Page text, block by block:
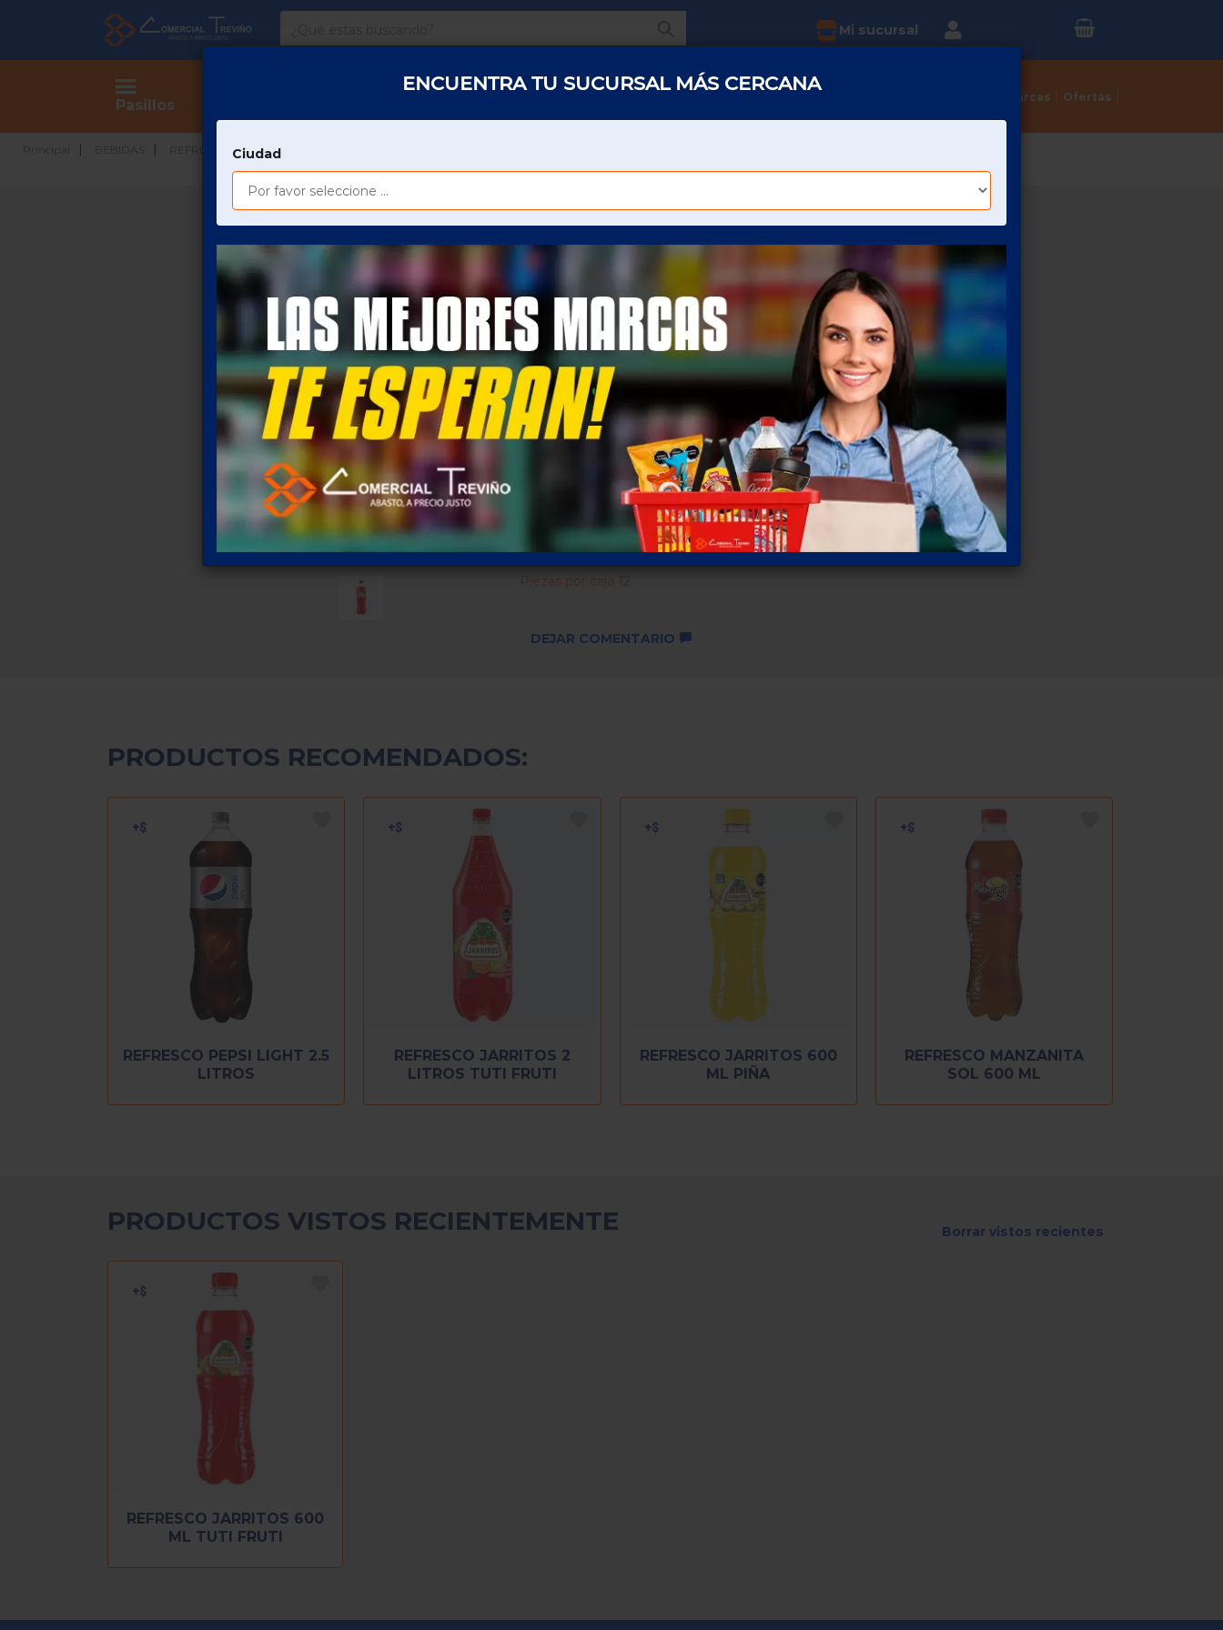
Comercial
Treviño
¿Qué estas buscando? Mi sucursal
Pasillos Marcas Ofertas
REFRESCOS CARBONATADAS
REFRESCO JARRITOS 600 ML TUTI
FRUTI
Para poder ver el precio sera necesario que
inicie sesión
Descuentos por cantidad no
disponibles ...
SKU: 784
Piezas por caja 12
DEJAR COMENTARIO
PRODUCTOS RECOMENDADOS:
REFRESCO PEPSI LIGHT 2.5
LITROS
REFRESCO JARRITOS 2
LITROS TUTI FRUTI
REFRESCO JARRITOS 600
ML PIÑA
REFRESCO MANZANITA
SOL 600 ML
PRODUCTOS VISTOS RECIENTEMENTE Borrar vistos recientes
REFRESCO JARRITOS 600
ML TUTI FRUTI
ENCUENTRA TU SUCURSAL MÁS CERCANA
Ciudad